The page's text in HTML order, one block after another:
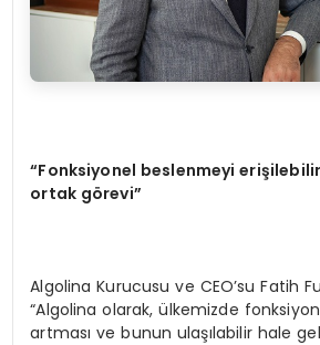
“Fonksiyonel beslenmeyi
ortak görevi”
Algolina Kurucusu ve CEO’su Fatih
“Algolina olarak, ülkemizde
artması ve bunun ulaşılabilir hale